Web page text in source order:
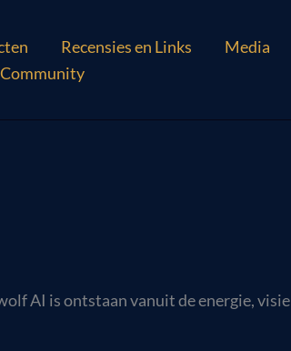
Recensies en Links Media
AI is ontstaan vanuit de energie,